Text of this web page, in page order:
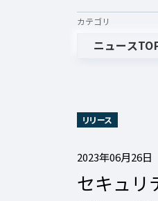
カテゴリ
ニュース
リリース
2023年06月26日
セキュリ